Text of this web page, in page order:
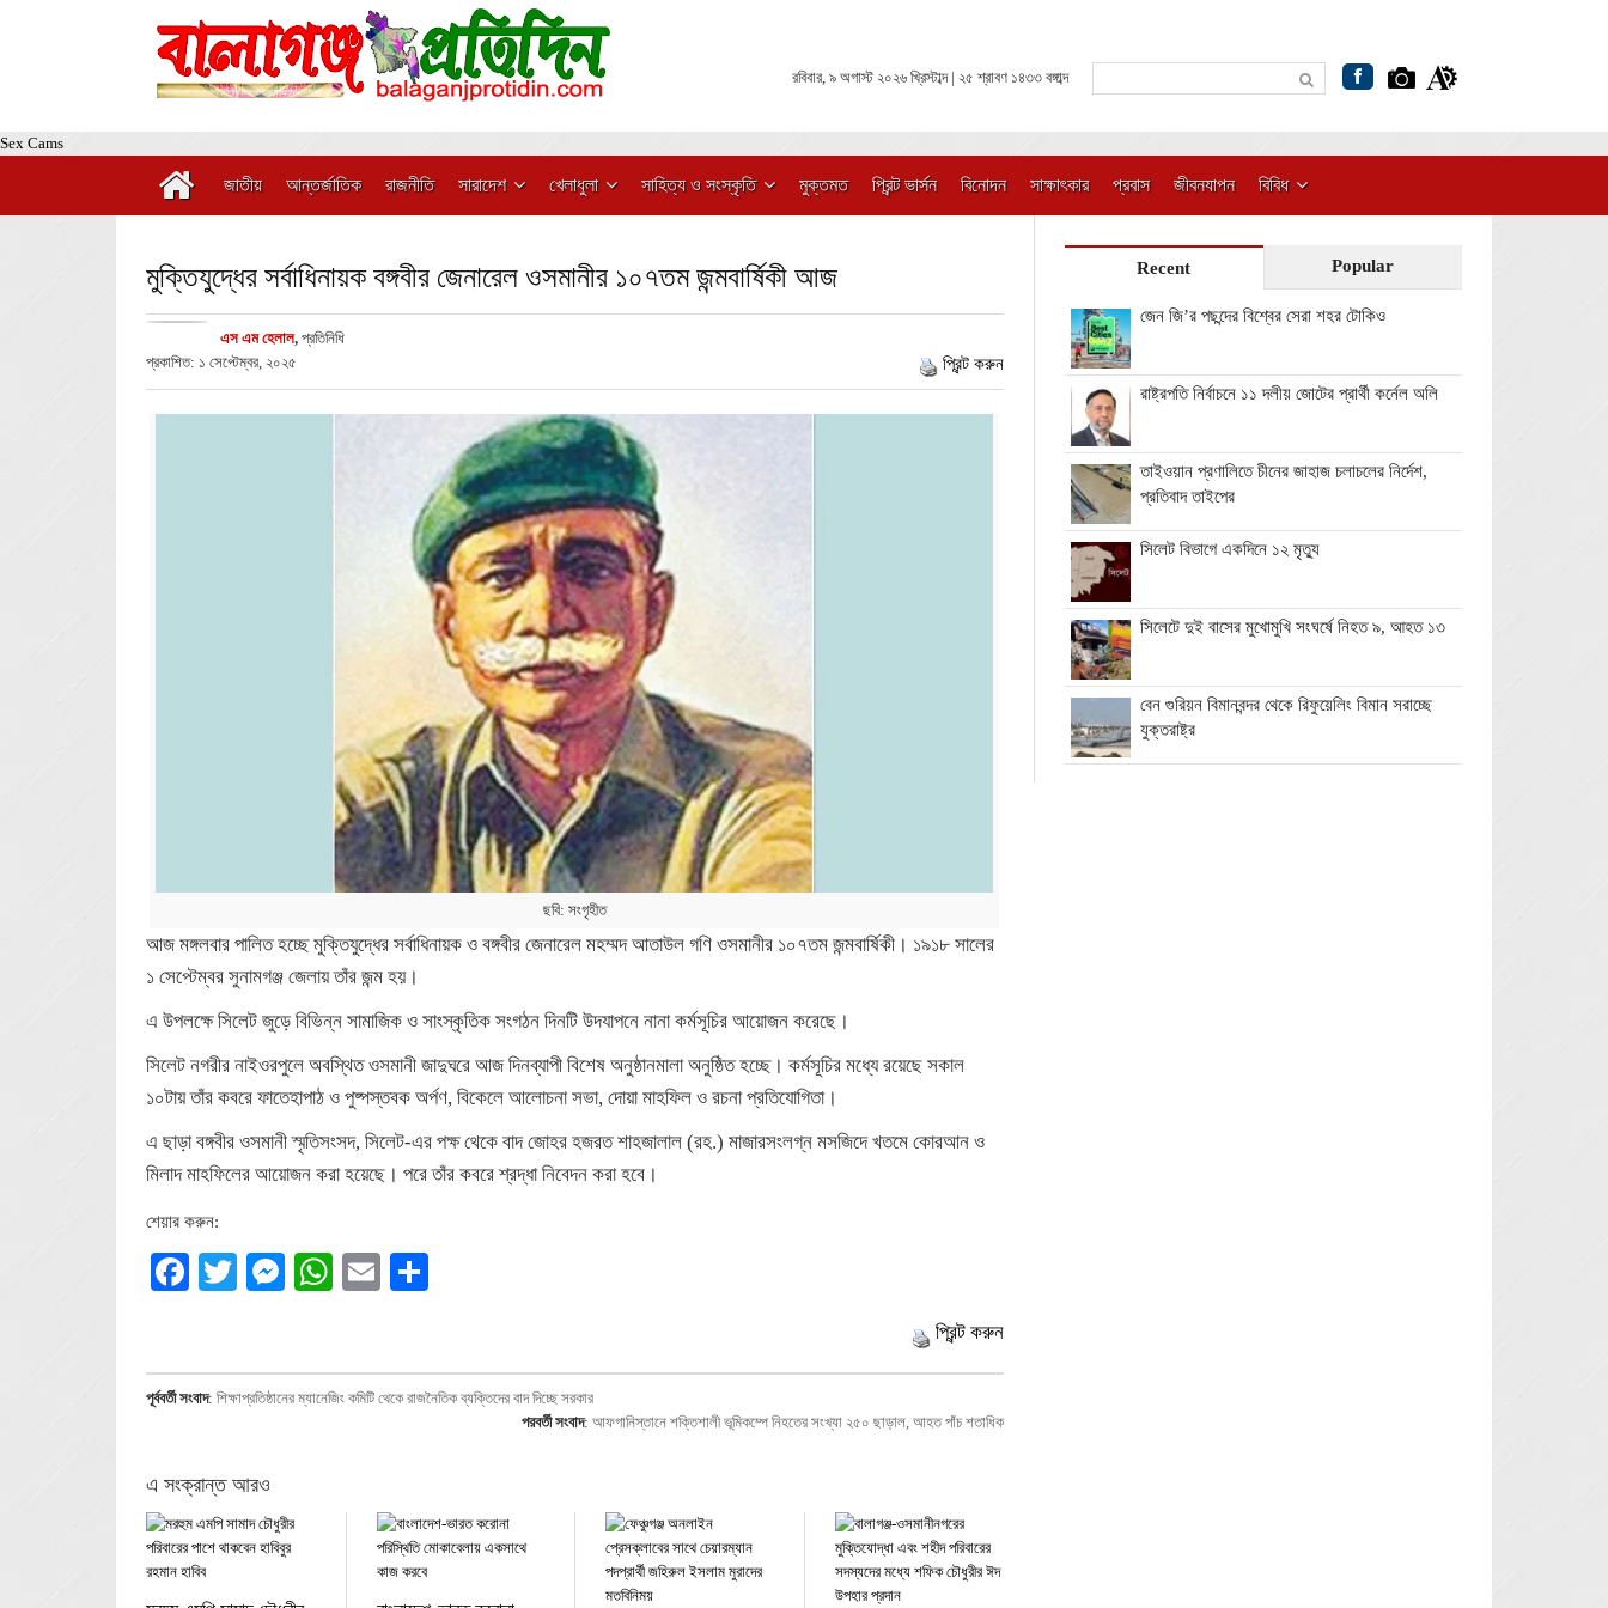
রবিবার, ৯ অগাস্ট ২০২৬ খ্রিস্টাব্দ | ২৫ শ্রাবণ ১৪৩৩ বঙ্গাব্দ
Sex Cams
জাতীয় আন্তর্জাতিক রাজনীতি সারাদেশ খেলাধুলা সাহিত্য ও সংস্কৃতি মুক্তমত প্রিন্ট ভার্সন বিনোদন সাক্ষাৎকার প্রবাস জীবনযাপন বিবিধ
মুক্তিযুদ্ধের সর্বাধিনায়ক বঙ্গবীর জেনারেল ওসমানীর ১০৭তম জন্মবার্ষিকী আজ
এস এম হেলাল, প্রতিনিধি
প্রকাশিত: ১ সেপ্টেম্বর, ২০২৫
প্রিন্ট করুন
ছবি: সংগৃহীত
আজ মঙ্গলবার পালিত হচ্ছে মুক্তিযুদ্ধের সর্বাধিনায়ক ও বঙ্গবীর জেনারেল মহম্মদ আতাউল গণি ওসমানীর ১০৭তম জন্মবার্ষিকী। ১৯১৮ সালের
১ সেপ্টেম্বর সুনামগঞ্জ জেলায় তাঁর জন্ম হয়।
এ উপলক্ষে সিলেট জুড়ে বিভিন্ন সামাজিক ও সাংস্কৃতিক সংগঠন দিনটি উদযাপনে নানা কর্মসূচির আয়োজন করেছে।
সিলেট নগরীর নাইওরপুলে অবস্থিত ওসমানী জাদুঘরে আজ দিনব্যাপী বিশেষ অনুষ্ঠানমালা অনুষ্ঠিত হচ্ছে। কর্মসূচির মধ্যে রয়েছে সকাল
১০টায় তাঁর কবরে ফাতেহাপাঠ ও পুষ্পস্তবক অর্পণ, বিকেলে আলোচনা সভা, দোয়া মাহফিল ও রচনা প্রতিযোগিতা।
এ ছাড়া বঙ্গবীর ওসমানী স্মৃতিসংসদ, সিলেট-এর পক্ষ থেকে বাদ জোহর হজরত শাহজালাল (রহ.) মাজারসংলগ্ন মসজিদে খতমে কোরআন ও
মিলাদ মাহফিলের আয়োজন করা হয়েছে। পরে তাঁর কবরে শ্রদ্ধা নিবেদন করা হবে।
শেয়ার করুন:
Facebook
TwitterMessenger
WhatsApp
Email
প্রিন্ট করুন
পূর্ববর্তী সংবাদ: শিক্ষাপ্রতিষ্ঠানের ম্যানেজিং কমিটি থেকে রাজনৈতিক ব্যক্তিদের বাদ দিচ্ছে সরকার
পরবর্তী সংবাদ: আফগানিস্তানে শক্তিশালী ভূমিকম্পে নিহতের সংখ্যা ২৫০ ছাড়াল, আহত পাঁচ শতাধিক
এ সংক্রান্ত আরও
Recent Popular
জেন জি’র পছন্দের বিশ্বের সেরা শহর টোকিও
রাষ্ট্রপতি নির্বাচনে ১১ দলীয় জোটের প্রার্থী কর্নেল অলি
তাইওয়ান প্রণালিতে চীনের জাহাজ চলাচলের নির্দেশ,
প্রতিবাদ তাইপের
সিলেট বিভাগে একদিনে ১২ মৃত্যু
সিলেটে দুই বাসের মুখোমুখি সংঘর্ষে নিহত ৯, আহত ১৩
বেন গুরিয়ন বিমানবন্দর থেকে রিফুয়েলিং বিমান সরাচ্ছে
যুক্তরাষ্ট্র